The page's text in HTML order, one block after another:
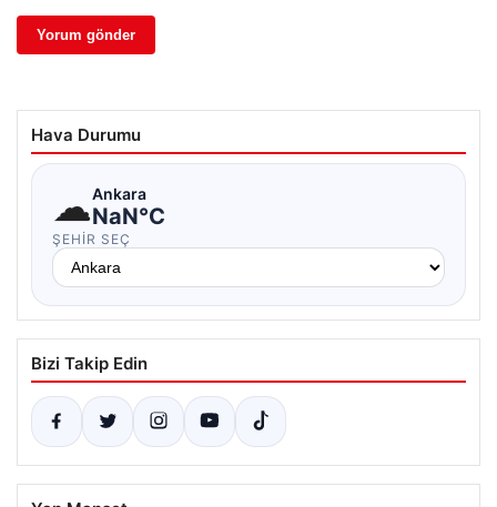
Hava Durumu
☁Ankara
NaN°C
ŞEHIR SEÇ
Bizi Takip Edin